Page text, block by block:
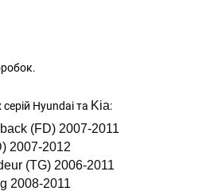
.
Hyundai та Kia:
(FD) 2007-2011
2007-2012
(TG) 2006-2011
2008-2011